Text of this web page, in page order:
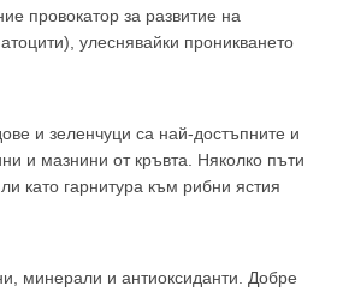
провокатор за развитие на
улеснявайки проникването
и зеленчуци са най-достъпните и
и мазнини от кръвта. Няколко пъти
като гарнитура към рибни ястия
минерали и антиоксиданти. Добре